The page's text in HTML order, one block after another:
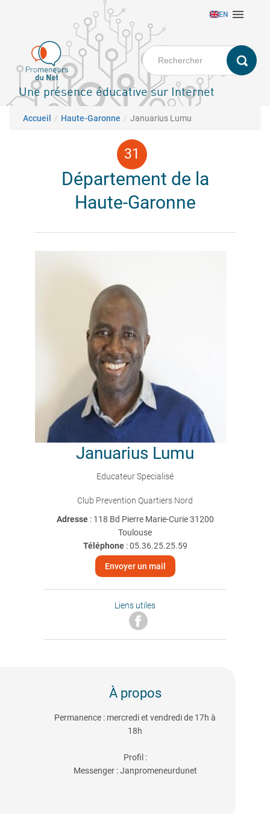
principal
EN 
Une présence éducative sur Internet
Fil d'Ariane
Accueil Haute-Garonne Januarius Lumu
Département de la
Haute-Garonne
Januarius Lumu
Educateur Specialisé
Club Prevention Quartiers Nord
Adresse : 118 Bd Pierre Marie-Curie 31200
Toulouse
Téléphone:05.36.25.25.59
Envoyer un mail
Liens utiles
À propos
Permanence : mercredi et vendredi de 17h à
18h
Profil :
Messenger : Janpromeneurdunet